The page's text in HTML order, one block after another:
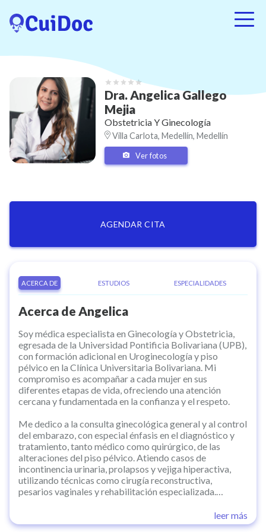
Dra.AngelicaGallego
Mejia
Obstetricia Y Ginecología
Villa Carlota, Medellín, Medellín
Ver fotos
AGENDAR CITA
ACERCA DE ESTUDIOS ESPECIALIDADES
Acerca de Angelica
Soy médica especialista en Ginecología y Obstetricia,
egresada de la Universidad Pontificia Bolivariana (UPB),
con formación adicional en Uroginecología y piso
pélvico en la Clínica Universitaria Bolivariana. Mi
compromiso es acompañar a cada mujer en sus
diferentes etapas de vida, ofreciendo una atención
cercana y fundamentada en la confianza y el respeto.
Me dedico a la consulta ginecológica general y al control
del embarazo, con especial énfasis en el diagnóstico y
tratamiento, tanto médico como quirúrgico, de las
alteraciones del piso pélvico. Atiendo casos de
incontinencia urinaria, prolapsos y vejiga hiperactiva,
utilizando técnicas como cirugía reconstructiva,
pesarios vaginales y rehabilitación especializada.
Humano (VPH), labioplastia, histerectomía y otros
procedimientos ginecológicos de alta complejidad.
leer más